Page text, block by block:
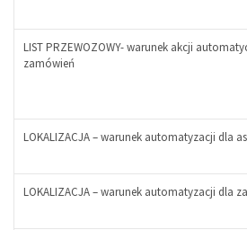
+
+
LIST PRZEWOZOWY- warunek akcji
zamówień
-
LOKALIZACJA – warunek automatyzacji dla
LOKALIZACJA – warunek automatyzacji dla